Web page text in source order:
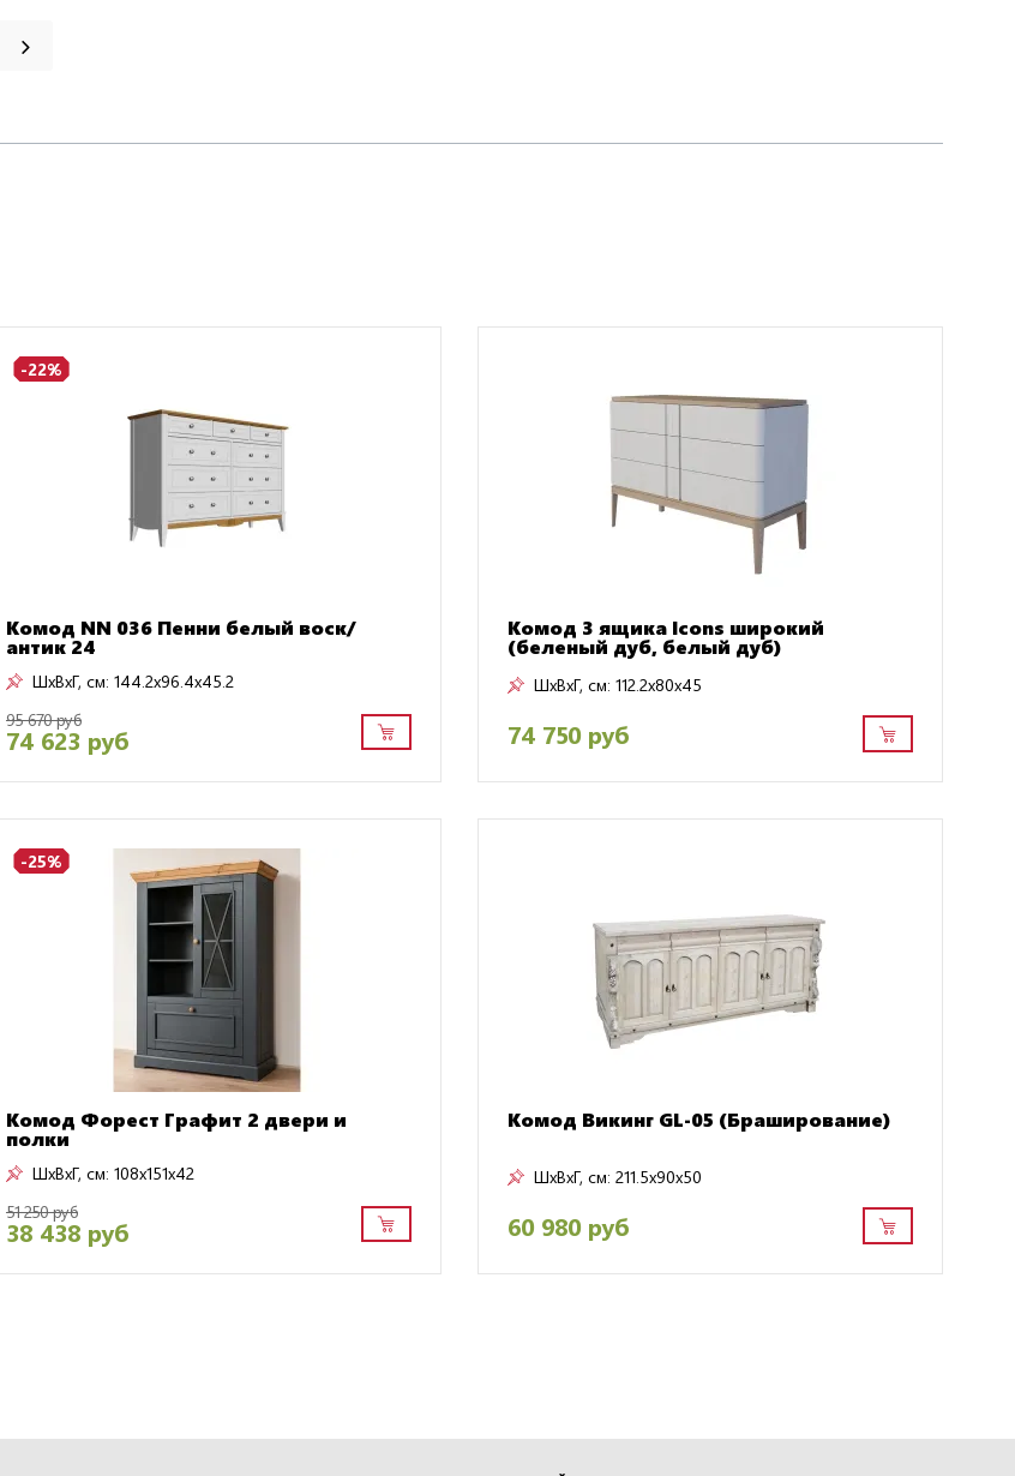
-22%
Комод NN 036 Пенни белый воск/
антик 24
ШxВxГ, см: 144.2x96.4x45.2
95 670 руб
74 623 руб
Комод 3 ящика Icons широкий
(беленый дуб, белый дуб)
ШxВxГ, см: 112.2x80x45
74 750 руб
-25%
Комод Форест Графит 2 двери и
полки
ШxВxГ, см: 108x151x42
51 250 руб
38 438 руб
Комод Викинг GL-05 (Браширование)
ШxВxГ, см: 211.5x90x50
60 980 руб